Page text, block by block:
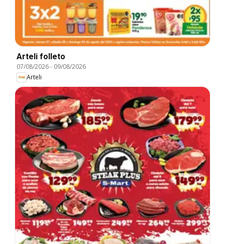
Arteli folleto
07/08/2026- 09/08/2026
Arteli